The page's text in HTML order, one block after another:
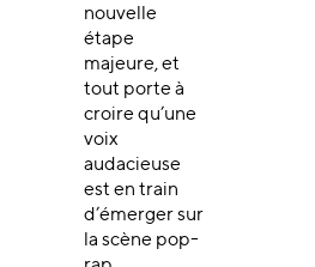
nouvelle
étape
majeure, et
tout porte à
croire qu’une
voix
audacieuse
est en train
d’émerger sur
la scène pop-